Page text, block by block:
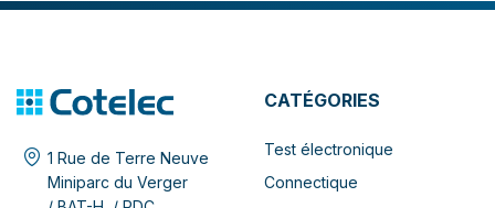
1 Rue de Terre Neuve
Miniparc du Verger
CATÉGORIES
Test électronique
Connectique